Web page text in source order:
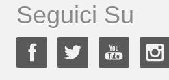
Seguici Su